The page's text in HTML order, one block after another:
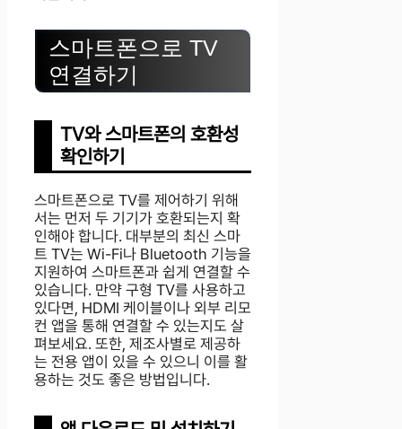
스마트폰으로 TV
연결하기
TV와 스마트폰의 호환성
확인하기
스마트폰으로 TV를 제어하기 위해
서는 먼저 두 기기가 호환되는지 확
인해야 합니다. 대부분의 최신 스마
트 TV는 Wi-Fi나 Bluetooth 기능을
지원하여 스마트폰과 쉽게 연결할 수
있습니다. 만약 구형 TV를 사용하고
있다면, HDMI 케이블이나 외부 리모
컨 앱을 통해 연결할 수 있는지도 살
펴보세요. 또한, 제조사별로 제공하
는 전용 앱이 있을 수 있으니 이를 활
용하는 것도 좋은 방법입니다.